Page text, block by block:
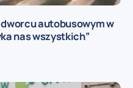
autobusowym w
nas wszystkich”